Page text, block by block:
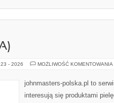
- 2026 MOŻLIWOŚĆ KOMENTOWANIA
johnmasters-polska.pl to
interesują się produktami